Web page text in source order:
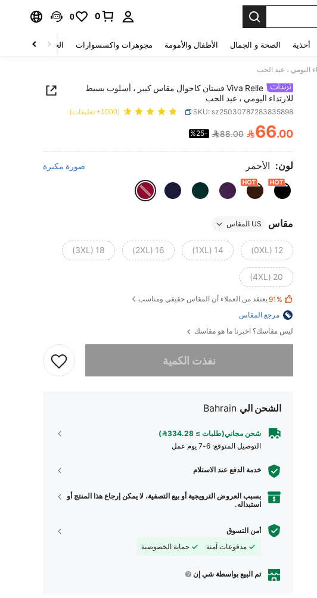
0
0
أحذية الصحة و الجمال الأطفال والأمومة مجوهرات واكسسوارات الحقائب والأمتعة
Viva Relle فستان كاجوال مقاس كبير ، أسلوب بسيط
للارتداء اليومي ، عيد الحب
SKU: sz25030787283835898 (1000+ تعليقات)
PRICE AND AVAILABILITY
66.00
88.00
%25-
لون: الأحمر صورة مكبرة
مقاس US المقاس
12 (0XL)
14 (1XL)
16 (2XL)
18 (3XL)
20 (4XL)
91%يعتقد من العملاء أن المقاس حقيقي ومناسب
مرجع المقاس
ليس مقاسك؟ اخبرنا ما هو مقاسك
نفذت الكمية
الشحن الي Bahrain
شحن مجاني(طلبات ≥ 334.28)
التوصيل المتوقع: 6-7 يوم عمل
خدمة الدفع عند الاستلام
بسبب العروض الترويجية أو بيع التصفية، لا يمكن إرجاع هذا المنتج أو
استبداله.
أمن التسوق
مدفوعات آمنة
حماية الخصوصية
تم البيع بواسطة شي إن